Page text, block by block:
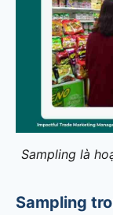
Sampling là
Sampling